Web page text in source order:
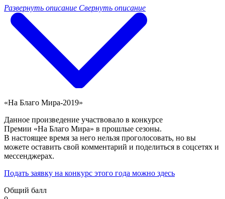
Развернуть описание Свернуть описание
«На Благо Мира-2019»
Данное произведение участвовало в конкурсе
Премии «На Благо Мира» в прошлые сезоны.
В настоящее время за него нельзя проголосовать, но вы
можете оставить свой комментарий и поделиться в соцсетях и
мессенджерах.
Подать заявку на конкурс этого года можно здесь
Общий балл